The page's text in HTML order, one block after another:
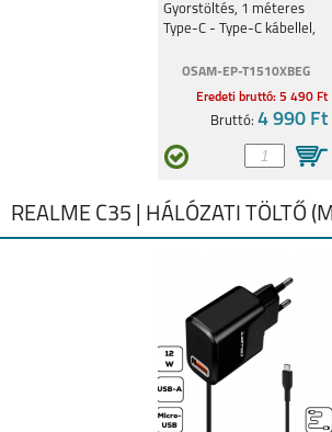
Gyorstöltés, 1 méteres
Type-C - Type-C kábellel,
OSAM-EP-T1510XBEG
Eredeti bruttó: 5 490 Ft
Bruttó: 4 990 Ft
REALME C35 | HÁLÓZATI TÖLTŐ